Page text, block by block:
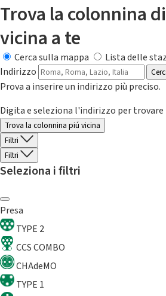
Trova la colonnina
vicina a te
Cerca sulla mappa
Lista delle
Indirizzo
Prova a inserire un indirizzo più preciso.
Digita e seleziona l'indirizzo per
Trova la colonnina piú vicina
Filtri
Filtri
Seleziona i filtri
Presa
TYPE 2
CCS COMBO
CHAdeMO
TYPE 1